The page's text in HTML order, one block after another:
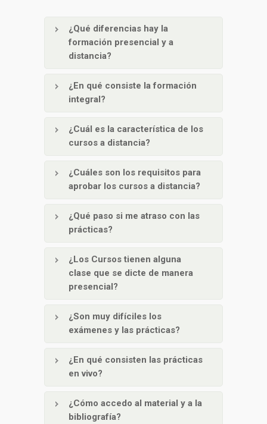
¿Qué diferencias hay la
formación presencial y a
distancia?
¿En qué consiste la formación
integral?
¿Cuál es la característica de los
cursos a distancia?
¿Cuáles son los requisitos para
aprobar los cursos a distancia?
¿Qué paso si me atraso con las
prácticas?
¿Los Cursos tienen alguna
clase que se dicte de manera
presencial?
¿Son muy difíciles los
exámenes y las prácticas?
¿En qué consisten las prácticas
en vivo?
¿Cómo accedo al material y a la
bibliografía?